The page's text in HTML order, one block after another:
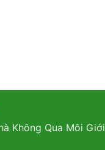
Không Qua Môi Giới